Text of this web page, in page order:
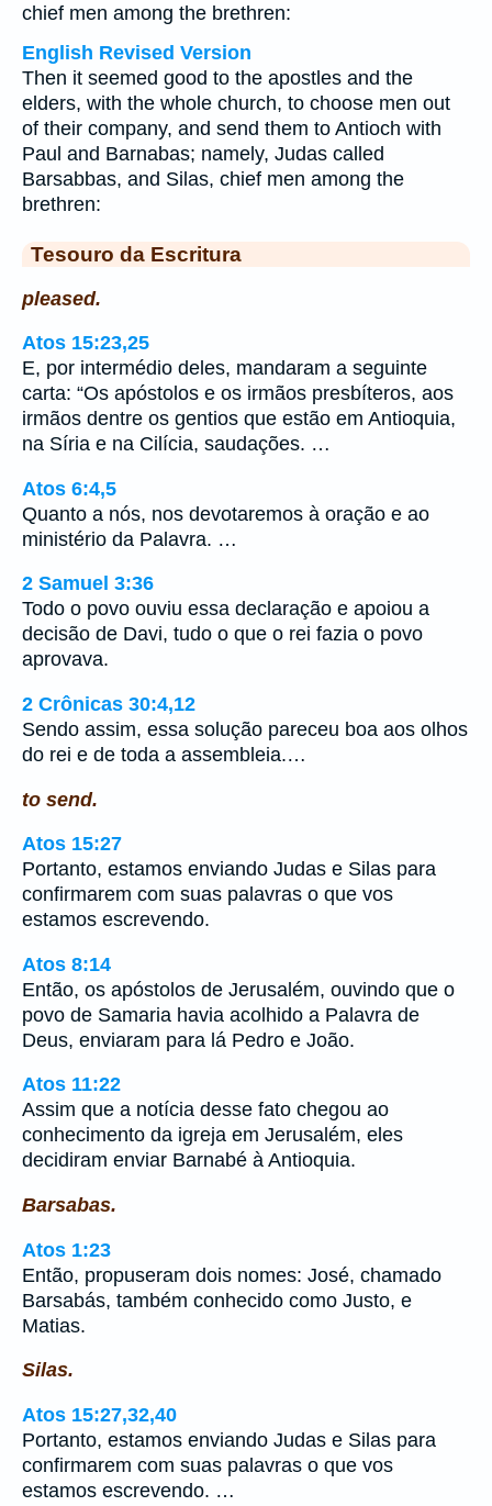
chief men among the brethren:
English Revised Version
Then it seemed good to the apostles and the
elders, with the whole church, to choose men out
of their company, and send them to Antioch with
Paul and Barnabas; namely, Judas called
Barsabbas, and Silas, chief men among the
brethren:
Tesouro da Escritura
pleased.
Atos 15:23,25
E, por intermédio deles, mandaram a seguinte
carta: “Os apóstolos e os irmãos presbíteros, aos
irmãos dentre os gentios que estão em Antioquia,
na Síria e na Cilícia, saudações. …
Atos 6:4,5
Quanto a nós, nos devotaremos à oração e ao
ministério da Palavra. …
2 Samuel 3:36
Todo o povo ouviu essa declaração e apoiou a
decisão de Davi, tudo o que o rei fazia o povo
aprovava.
2 Crônicas 30:4,12
Sendo assim, essa solução pareceu boa aos olhos
do rei e de toda a assembleia.…
to send.
Atos 15:27
Portanto, estamos enviando Judas e Silas para
confirmarem com suas palavras o que vos
estamos escrevendo.
Atos 8:14
Então, os apóstolos de Jerusalém, ouvindo que o
povo de Samaria havia acolhido a Palavra de
Deus, enviaram para lá Pedro e João.
Atos 11:22
Assim que a notícia desse fato chegou ao
conhecimento da igreja em Jerusalém, eles
decidiram enviar Barnabé à Antioquia.
Barsabas.
Atos 1:23
Então, propuseram dois nomes: José, chamado
Barsabás, também conhecido como Justo, e
Matias.
Silas.
Atos 15:27,32,40
Portanto, estamos enviando Judas e Silas para
confirmarem com suas palavras o que vos
estamos escrevendo. …